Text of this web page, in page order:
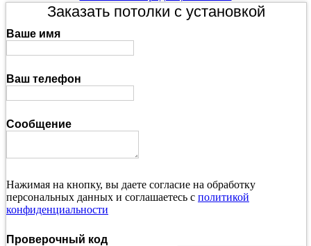
Заказать потолки с установкой
Ваше имя
Ваш телефон
Сообщение
Нажимая на кнопку, вы даете согласие на обработку
персональных данных и соглашаетесь с политикой
конфиденциальности
Проверочный код